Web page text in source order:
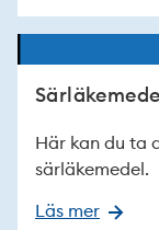
Här kan du ta
särläkemedel.
Läs mer